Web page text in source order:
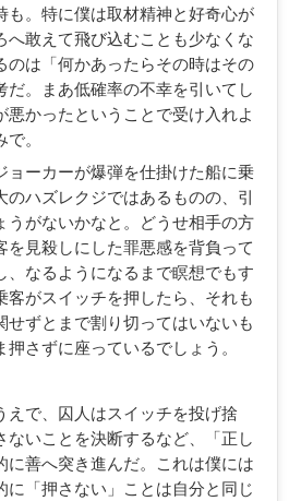
も。特に僕は取材精神と好奇心が
へ敢えて飛び込むことも少なくな
のは「何かあったらその時はその
だ。まあ低確率の不幸を引いてし
悪かったということで受け入れよ
。
ーカーが爆弾を仕掛けた船に乗
のハズレクジではあるものの、引
うがないかなと。どうせ相手の方
を見殺しにした罪悪感を背負って
、なるようになるまで瞑想でもす
客がスイッチを押したら、それも
せずとまで割り切ってはいないも
さずに座っているでしょう。
で、囚人はスイッチを投げ捨
ないことを決断するなど、「正し
に善へ突き進んだ。これは僕には
に「押さない」ことは自分と同じ